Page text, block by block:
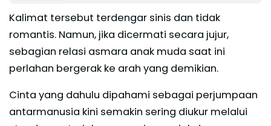
Kalimat tersebut terdengar sinis dan tidak
romantis. Namun, jika dicermati secara jujur,
sebagian relasi asmara anak muda saat ini
perlahan bergerak ke arah yang demikian.
Cinta yang dahulu dipahami sebagai perjumpaan
antarmanusia kini semakin sering diukur melalui